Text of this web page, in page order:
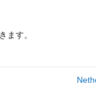
ます。